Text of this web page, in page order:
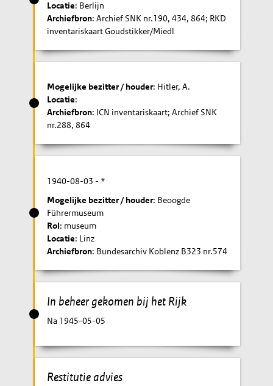
Locatie: Berlijn
Archiefbron: Archief SNK nr.190, 434, 864; RKD
inventariskaart Goudstikker/Miedl
Mogelijke bezitter / houder: Hitler, A.
Locatie:
Archiefbron: ICN inventariskaart; Archief SNK
nr.288, 864
1940-08-03 - *
Mogelijke bezitter / houder: Beoogde
Führermuseum
Rol: museum
Locatie: Linz
Archiefbron: Bundesarchiv Koblenz B323 nr.574
In beheer gekomen bij het Rijk
Na 1945-05-05
Restitutie advies